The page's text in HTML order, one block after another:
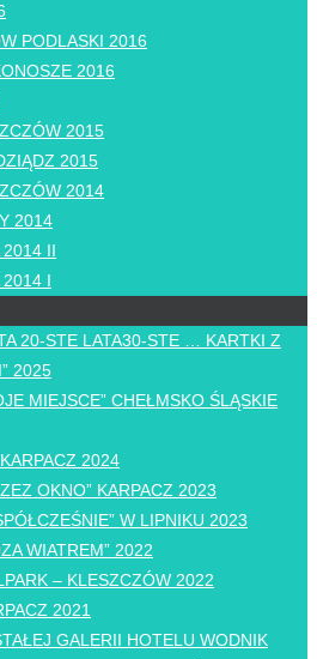
PODLASKI 2016
2016
2015
2015
2014
2014
2014 II
2014 I
20-STE LATA30-STE … KARTKI Z
2025
MIEJSCE” CHEŁMSKO ŚLĄSKIE
2024
OKNO” KARPACZ 2023
W LIPNIKU 2023
WIATREM” 2022
– KLESZCZÓW 2022
2021
GALERII HOTELU WODNIK